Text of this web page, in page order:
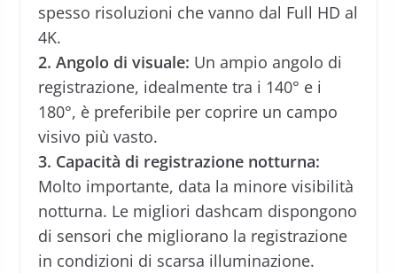
spesso risoluzioni che vanno dal Full HD al
4K.
2. Angolo di visuale: Un ampio angolo di
registrazione, idealmente tra i 140° e i
180°, è preferibile per coprire un campo
visivo più vasto.
3. Capacità di registrazione notturna:
Molto importante, data la minore visibilità
notturna. Le migliori dashcam dispongono
di sensori che migliorano la registrazione
in condizioni di scarsa illuminazione.